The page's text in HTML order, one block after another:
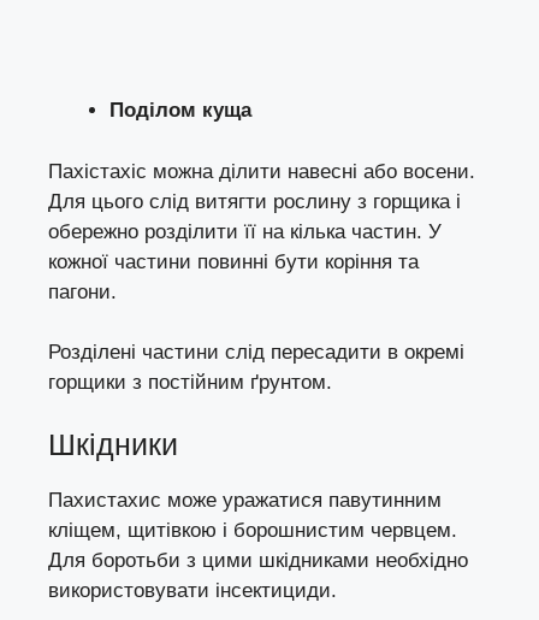
Поділом куща
Пахістахіс можна ділити навесні або восени.
Для цього слід витягти рослину з горщика і
обережно розділити її на кілька частин. У
кожної частини повинні бути коріння та
пагони.
Розділені частини слід пересадити в окремі
горщики з постійним ґрунтом.
Шкідники
Пахистахис може уражатися павутинним
кліщем, щитівкою і борошнистим червцем.
Для боротьби з цими шкідниками необхідно
використовувати інсектициди.